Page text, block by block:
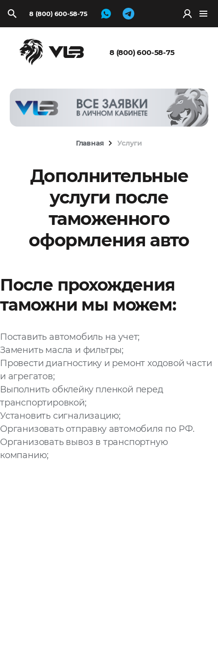
8 (800) 600-58-75
8 (800) 600-58-75
Главная Услуги
Дополнительные
услуги после
таможенного
оформления авто
После прохождения
таможни мы можем:
Поставить автомобиль на учет;
Заменить масла и фильтры;
Провести диагностику и ремонт ходовой части
и агрегатов;
Выполнить обклейку пленкой перед
транспортировкой;
Установить сигнализацию;
Организовать отправку автомобиля по РФ.
Организовать вывоз в транспортную
компанию;
Запросить
расчёт
Выбрать файл
Файл
не
Добавить еще
Согласен с
политикой
конфиденциальности
и на обработку моих
персональных
данных
Запросить расчёт